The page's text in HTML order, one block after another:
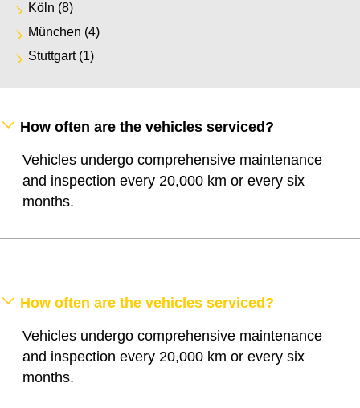
Köln (8)
München (4)
Stuttgart(1)
How often are the vehicles serviced?
Vehicles undergo comprehensive maintenance
and inspection every 20,000 km or every six
months.
How often are the vehicles serviced?
Vehicles undergo comprehensive maintenance
and inspection every 20,000 km or every six
months.